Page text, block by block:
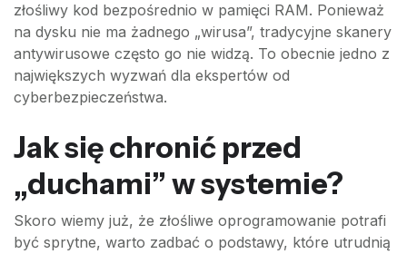
złośliwy kod bezpośrednio w pamięci RAM. Ponieważ
na dysku nie ma żadnego „wirusa”, tradycyjne skanery
antywirusowe często go nie widzą. To obecnie jedno z
największych wyzwań dla ekspertów od
cyberbezpieczeństwa.
Jak się chronić przed
„duchami” w systemie?
Skoro wiemy już, że złośliwe oprogramowanie potrafi
być sprytne, warto zadbać o podstawy, które utrudnią